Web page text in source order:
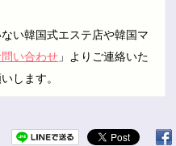
い韓国式エステ店や韓国マ
問い合わせ 」よりご連絡いた
します。